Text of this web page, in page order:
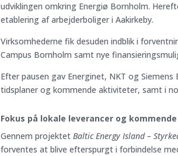
udviklingen omkring Energiø Bornholm.
etablering af arbejderboliger i Aakirkeby.
Virksomhederne fik desuden indblik i
Campus Bornholm samt nye
Efter pausen gav Energinet, NKT og
tidsplaner og kommende aktiviteter, samt i
Fokus på lokale leverancer og
Gennem projektetBaltic Energy Island –
forventes at blive efterspurgt i forbindelse